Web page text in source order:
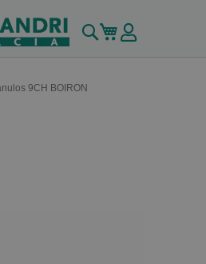
Buscar
Mi carrito
9CH BOIRON